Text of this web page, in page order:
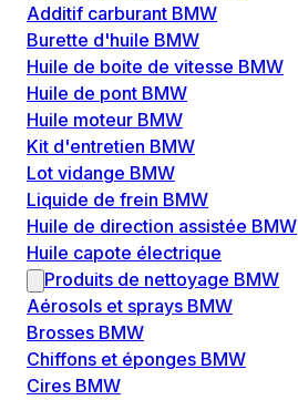
Additif carburant BMW
Burette d'huile BMW
Huile de boite de vitesse BMW
Huile de pont BMW
Huile moteur BMW
Kit d'entretien BMW
Lot vidange BMW
Liquide de frein BMW
Huile de direction assistée BMW
Huile capote électrique
Produits de nettoyage BMW
Aérosols et sprays BMW
Brosses BMW
Chiffons et éponges BMW
Cires BMW